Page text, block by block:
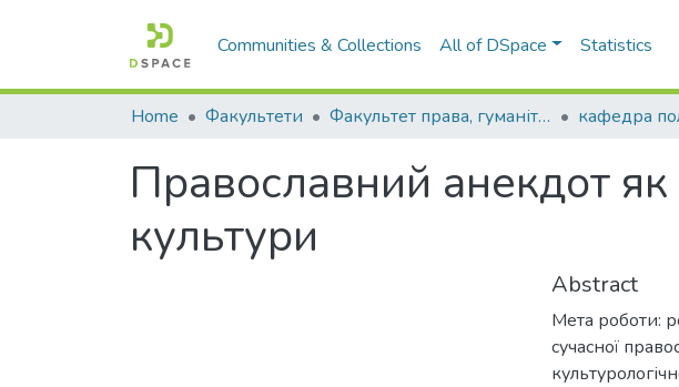
Communities & Collections All of DSpace Statistics
Home Факультети Факультет права, гуманітарних і соціальних наук
Православний анекдот
культури
Abstract
Мета роботи:
сучасної